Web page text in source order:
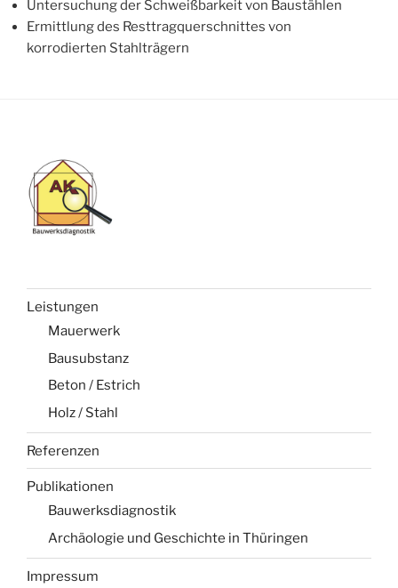
Untersuchung der Schweißbarkeit von Baustählen
Ermittlung des Resttragquerschnittes von
korrodierten Stahlträgern
Leistungen
Mauerwerk
Bausubstanz
Beton / Estrich
Holz / Stahl
Referenzen
Publikationen
Bauwerksdiagnostik
Archäologie und Geschichte in Thüringen
Impressum